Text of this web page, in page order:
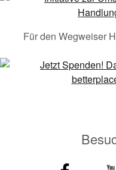
Für den Wegweiser